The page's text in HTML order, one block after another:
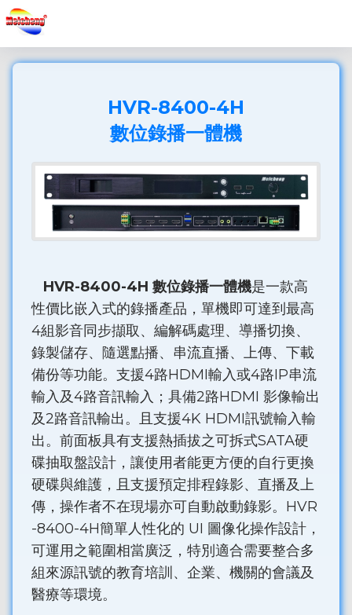
HVR-8400-4H
數位錄播一體機
HVR-8400-4H 數位錄播一體機是一款高
性價比嵌入式的錄播產品，單機即可達到最高
4組影音同步擷取、編解碼處理、導播切換、
錄製儲存、隨選點播、串流直播、上傳、下載
備份等功能。支援4路HDMI輸入或4路IP串流
輸入及4路音訊輸入；具備2路HDMI 影像輸出
及2路音訊輸出。且支援4K HDMI訊號輸入輸
出。前面板具有支援熱插拔之可拆式SATA硬
碟抽取盤設計，讓使用者能更方便的自行更換
硬碟與維護，且支援預定排程錄影、直播及上
傳，操作者不在現場亦可自動啟動錄影。HVR
-8400-4H簡單人性化的 UI 圖像化操作設計，
可運用之範圍相當廣泛，特別適合需要整合多
組來源訊號的教育培訓、企業、機關的會議及
醫療等環境。